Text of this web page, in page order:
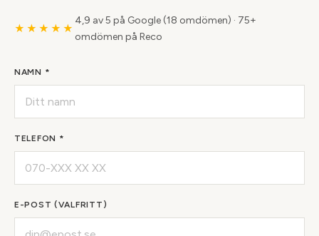
★★★★★
4,9 av 5 på Google (18 omdömen) · 75+
omdömen på Reco
NAMN *
TELEFON *
E-POST (VALFRITT)